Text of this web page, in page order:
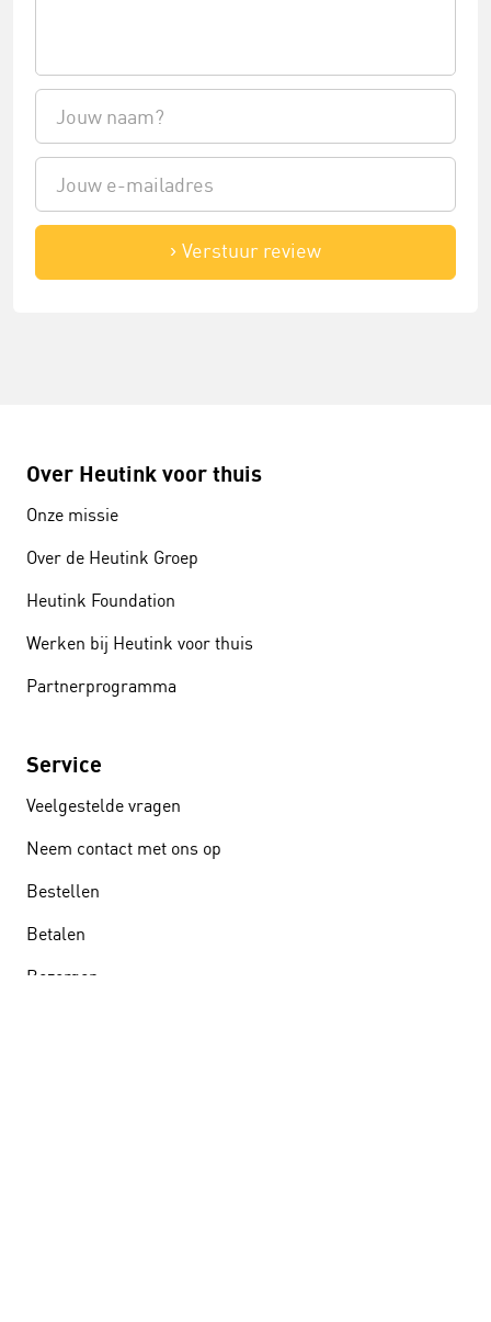
Verstuur review
Over Heutink voor thuis
Onze missie
Over de Heutink Groep
Heutink Foundation
Werken bij Heutink voor thuis
Partnerprogramma
Service
Veelgestelde vragen
Neem contact met ons op
Bestellen
Betalen
Bezorgen